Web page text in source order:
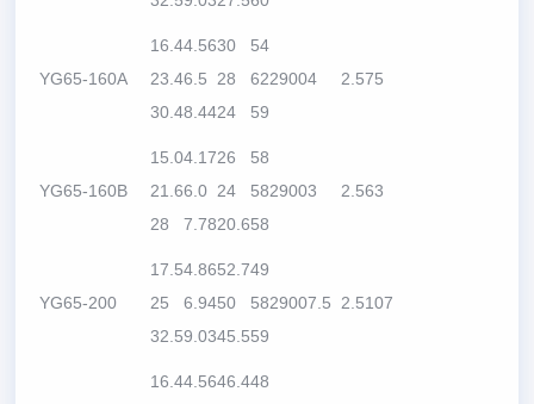
YG65-160A
16.4
23.4
30.4
4.56
6.5
8.44
30
28
24
54
62
59
29004 2.575
YG65-160B
15.0
21.6
28
4.17
6.0
7.78
26
24
20.6
58
58
58
29003 2.563
YG65-200
17.5
25
32.5
4.86
6.94
9.03
52.7
50
45.5
49
58
59
29007.5 2.5107
16.44.5646.448